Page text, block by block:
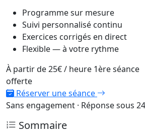
Programme sur mesure
Suivi personnalisé continu
Exercices corrigés en direct
Flexible — à votre rythme
À partir de25€/ heure 1ère séance
offerte
Réserver une séance
Sans engagement · Réponse sous
Sommaire